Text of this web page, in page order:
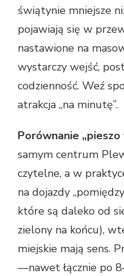
świątynie mniejsze
pojawiają się w
nastawione na
wystarczy wejść,
codzienność. Weź
atrakcja „na minutę”.
Porównanie „pieszo
samym centrum
czytelne, a w
na dojazdy
które są daleko od
zielony na końcu),
miejskie mają sens.
—nawet łącznie po